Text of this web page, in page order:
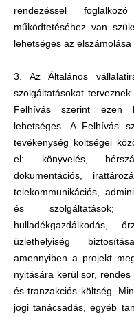
rendezéssel
működtetéséhez van
lehetséges az elszámolása
3. Az Általános
szolgáltatásokat
Felhívás szerint ezen
lehetséges. A Felhívás
tevékenység költségei
el: könyvelés,
dokumentációs,
telekommunikációs,
és szolgáltatások;
üzlethelyiség
amennyiben a projekt
nyitására kerül sor,
és tranzakciós költség.
jogi tanácsadás, egyéb